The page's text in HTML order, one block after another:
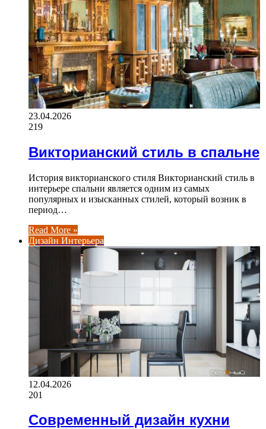
23.04.2026
219
Викторианский стиль в спальне
История викторианского стиля Викторианский стиль в
интерьере спальни является одним из самых
популярных и изысканных стилей, который возник в
период…
Read More »
Дизайн Интерьера
12.04.2026
201
Современный дизайн кухни